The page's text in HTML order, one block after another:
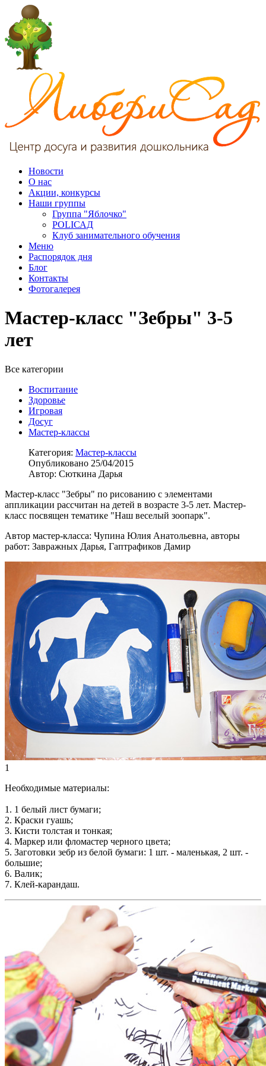
Новости
О нас
Акции, конкурсы
Наши группы
Группа "Яблочко"
POLIСАД
Клуб занимательного обучения
Меню
Распорядок дня
Блог
Контакты
Фотогалерея
Мастер-класс "Зебры" 3-5
лет
Все категории
Воспитание
Здоровье
Игровая
Досуг
Мастер-классы
Категория: Мастер-классы
Опубликовано 25/04/2015
Автор: Сюткина Дарья
Мастер-класс "Зебры" по рисованию с элементами
аппликации рассчитан на детей в возрасте 3-5 лет. Мастер-
класс посвящен тематике "Наш веселый зоопарк".
Автор мастер-класса: Чупина Юлия Анатольевна, авторы
работ: Завражных Дарья, Гаптрафиков Дамир
1
Необходимые материалы:
1. 1 белый лист бумаги;
2. Краски гуашь;
3. Кисти толстая и тонкая;
4. Маркер или фломастер черного цвета;
5. Заготовки зебр из белой бумаги: 1 шт. - маленькая, 2 шт. -
большие;
6. Валик;
7. Клей-карандаш.